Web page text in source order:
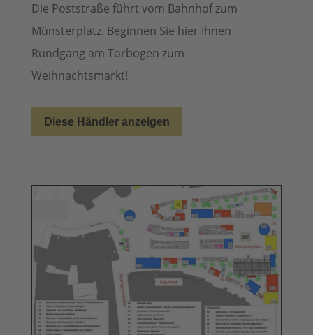
Die Poststraße führt vom Bahnhof zum
Münsterplatz. Beginnen Sie hier Ihnen
Rundgang am Torbogen zum
Weihnachtsmarkt!
Diese Händler anzeigen